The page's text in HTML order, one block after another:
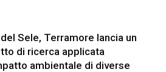
Sele, Terramore lancia un
di ricerca applicata
ambientale di diverse